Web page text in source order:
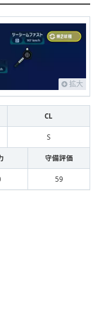
拡大
CL
S
守備評価
59